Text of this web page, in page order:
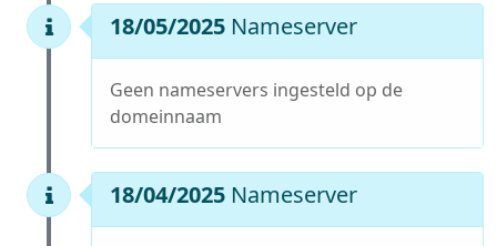
18/05/2025 Nameserver
Geen nameservers ingesteld op de
domeinnaam
18/04/2025 Nameserver